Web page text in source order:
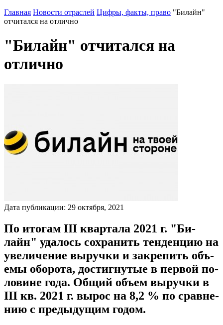
Главная Новости отраслей Цифры, факты, право "Билайн"
отчитался на отлично
"Билайн" отчитался на
отлично
Дата публикации: 29 октября, 2021
По ито­гам III квар­та­ла 2021 г. "Би­
лайн" уда­лось сох­ра­нить тен­денцию на
уве­личе­ние вы­руч­ки и зак­ре­пить объ­
емы обо­рота, дос­тигну­тые в пер­вой по­
лови­не го­да. Об­щий объ­ем вы­руч­ки в
III кв. 2021 г. вы­рос на 8,2 % по срав­не­
нию с пре­дыду­щим го­дом.